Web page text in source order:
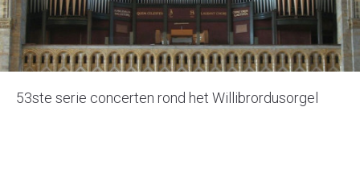
53ste serie concerten rond het Willibrordusorgel